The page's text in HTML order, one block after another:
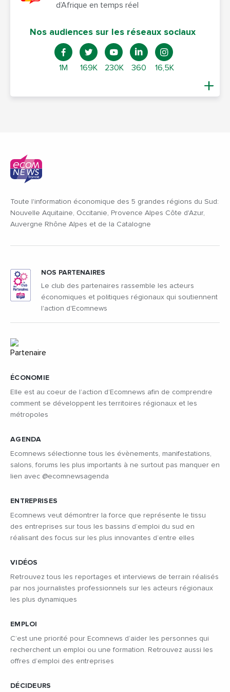
d’Afrique en temps réel
Nos audiences sur les réseaux sociaux
1M 169K 230K 360 16,5K
Toute l'information économique des 5 grandes régions du Sud:
Nouvelle Aquitaine, Occitanie, Provence Alpes Côte d'Azur,
Auvergne Rhône Alpes et de la Catalogne
ÉCONOMIE
Elle est au coeur de l’action d’Ecomnews afin de comprendre
comment se développent les territoires régionaux et les
métropoles
AGENDA
Ecomnews sélectionne tous les évènements, manifestations,
salons, forums les plus importants à ne surtout pas manquer en
lien avec @ecomnewsagenda
ENTREPRISES
Ecomnews veut démontrer la force que représente le tissu
des entreprises sur tous les bassins d’emploi du sud en
réalisant des focus sur les plus innovantes d’entre elles
VIDÉOS
Retrouvez tous les reportages et interviews de terrain réalisés
par nos journalistes professionnels sur les acteurs régionaux
les plus dynamiques
EMPLOI
C’est une priorité pour Ecomnews d’aider les personnes qui
recherchent un emploi ou une formation. Retrouvez aussi les
offres d’emploi des entreprises
DÉCIDEURS
NOS PARTENAIRES
Le club des partenaires rassemble les acteurs
économiques et politiques régionaux qui soutiennent
l'action d'Ecomnews